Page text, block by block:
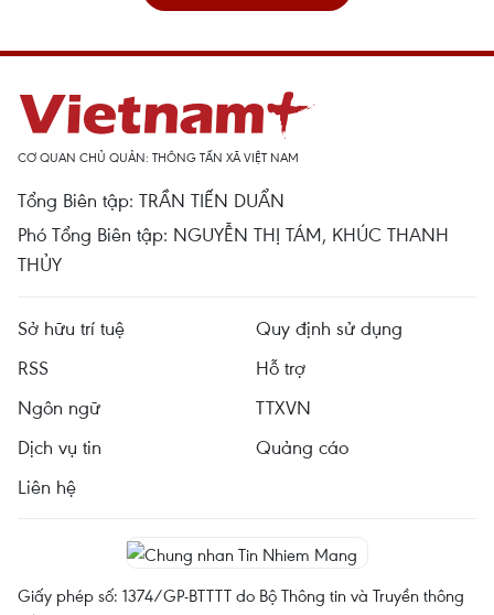
CƠ QUAN CHỦ QUẢN: THÔNG TẤN XÃ VIỆT NAM
Tổng Biên tập: TRẦN TIẾN DUẨN
Phó Tổng Biên tập: NGUYỄN THỊ TÁM, KHÚC THANH
THỦY
Sở hữu trí tuệ
Quy định sử dụng
RSS
Hỗ trợ
Ngôn ngữ
TTXVN
Dịch vụ tin
Quảng cáo
Liên hệ
Giấy phép số: 1374/GP-BTTTT do Bộ Thông tin và Truyền thông